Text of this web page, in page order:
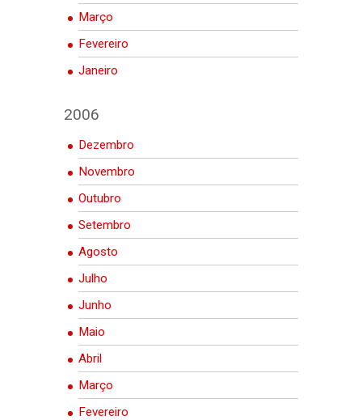
Março
Fevereiro
Janeiro
2006
Dezembro
Novembro
Outubro
Setembro
Agosto
Julho
Junho
Maio
Abril
Março
Fevereiro